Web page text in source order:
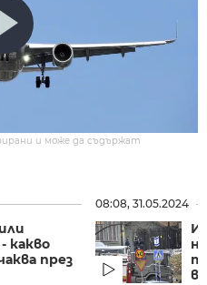
и може да съдържат
какво
през
08:08, 31.05.2024
в